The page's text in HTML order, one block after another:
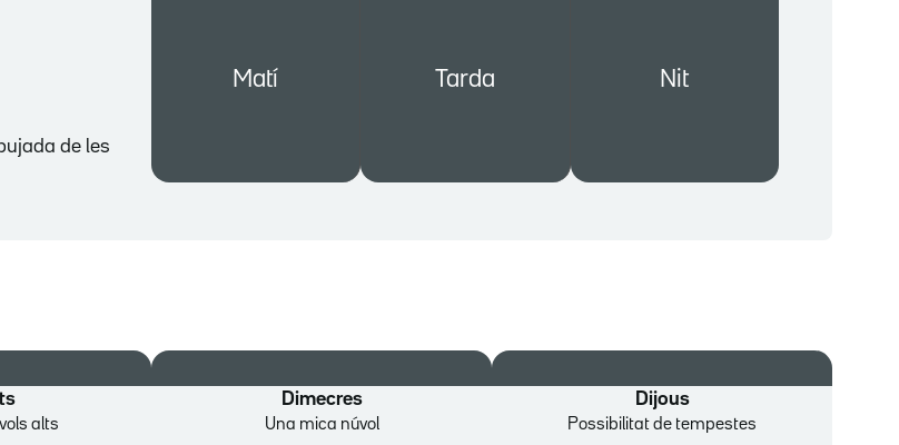
de les
Matí Tarda Nit
alts
Dimecres
Una mica núvol
Dijous
Possibilitat de tempestes